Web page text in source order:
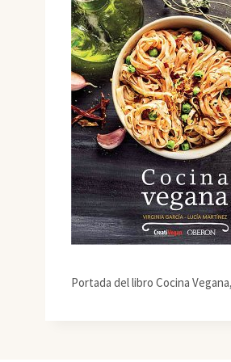
Portada del libro Cocina